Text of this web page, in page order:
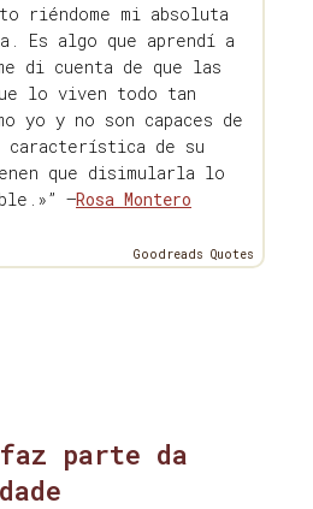
riéndome mi absoluta
Es algo que aprendí a
di cuenta de que las
lo viven todo tan
yo y no son capaces de
característica de su
que disimularla lo
—Rosa Montero
Goodreads Quotes
parte da